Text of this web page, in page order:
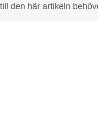
den här artikeln